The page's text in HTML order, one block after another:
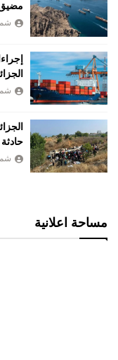
مساحة اعلانية